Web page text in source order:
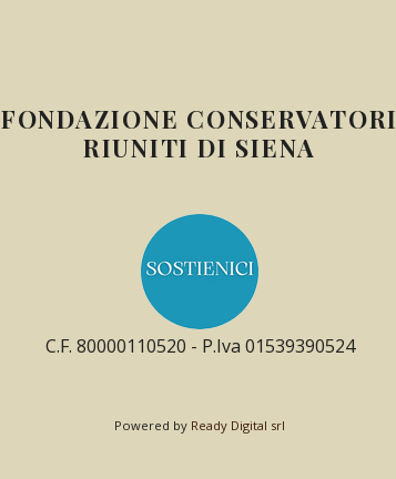
FONDAZIONE CONSERVATORI
RIUNITI DI SIENA
C.F. 80000110520 - P.Iva 01539390524
Powered by Ready Digital srl